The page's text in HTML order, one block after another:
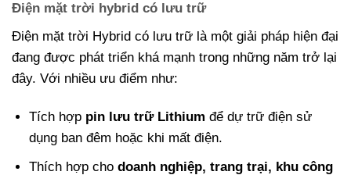
Điện mặt trời hybrid có lưu trữ
Điện mặt trời Hybrid có lưu trữ là một giải pháp hiện đại
đang được phát triển khá mạnh trong những năm trở lại
đây. Với nhiều ưu điểm như:
Tích hợp pin lưu trữ Lithium để dự trữ điện sử
dụng ban đêm hoặc khi mất điện.
Thích hợp chodoanh nghiệp, trang trại, khu công